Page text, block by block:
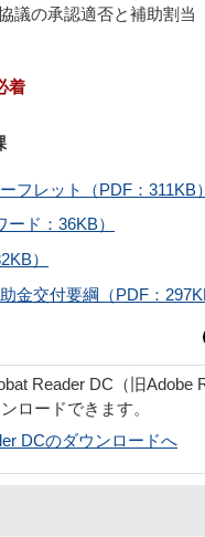
議の承認適否と補助割当
着
フレット（PDF：311KB）
ド：36KB）
）
金交付要綱（PDF：
Reader DC（旧Adobe
ロードできます。
DCのダウンロードへ